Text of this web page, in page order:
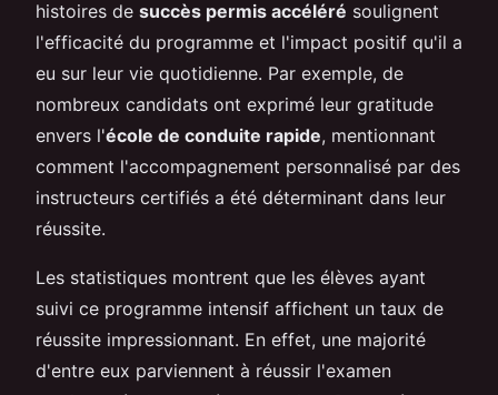
histoires de succès permis accéléré soulignent
l'efficacité du programme et l'impact positif qu'il a
eu sur leur vie quotidienne. Par exemple, de
nombreux candidats ont exprimé leur gratitude
envers l'école de conduite rapide, mentionnant
comment l'accompagnement personnalisé par des
instructeurs certifiés a été déterminant dans leur
réussite.
Les statistiques montrent que les élèves ayant
suivi ce programme intensif affichent un taux de
réussite impressionnant. En effet, une majorité
d'entre eux parviennent à réussir l'examen